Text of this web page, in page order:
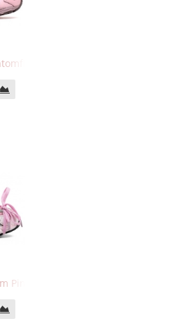
Ice Wine
Pink Silver розовые